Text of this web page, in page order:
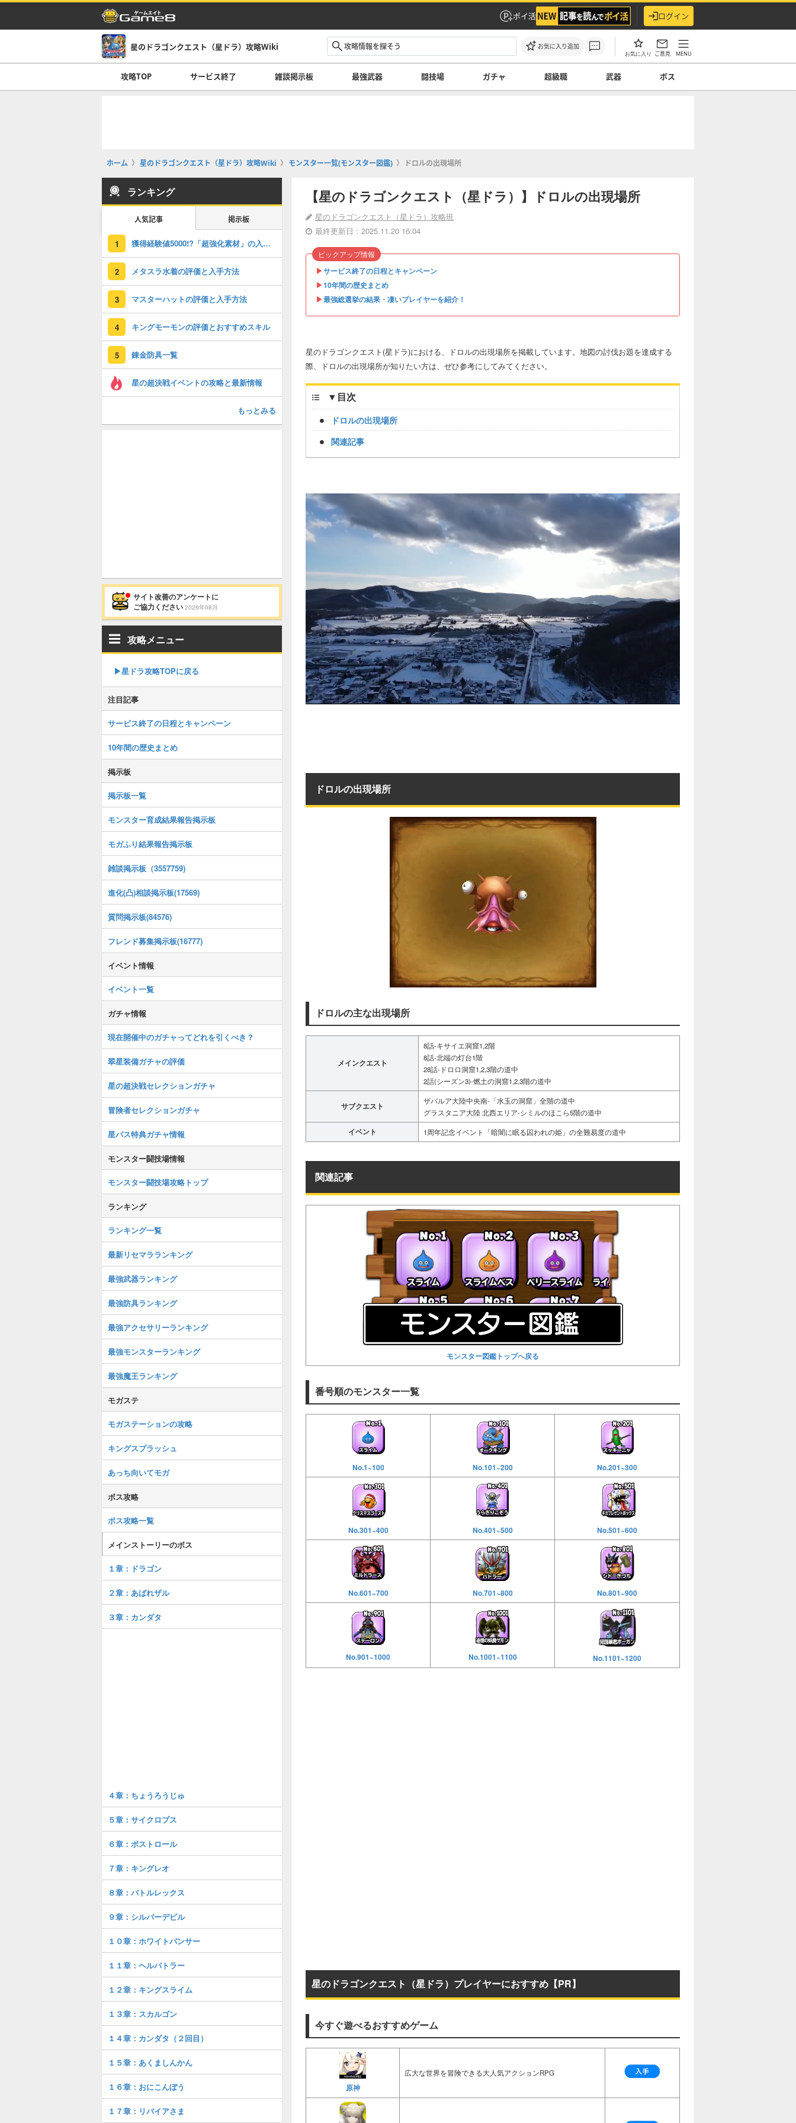
ポイ活 ログイン
星のドラゴンクエスト（星ドラ）攻略Wiki お気に入り追加
お気に入り ご意見 MENU
攻略TOP サービス終了 雑談掲示板 最強武器 闘技場 ガチャ 超級職 武器 ボス
ホーム 星のドラゴンクエスト（星ドラ）攻略Wiki モンスター一覧(モンスター図鑑) ドロルの出現場所
【星のドラゴンクエスト（星ドラ）】ドロルの出現場所
星のドラゴンクエスト（星ドラ）攻略班
最終更新日：2025.11.20 16:04
▶︎サービス終了の日程とキャンペーン
▶︎10年間の歴史まとめ
▶︎最強総選挙の結果・凄いプレイヤーを紹介！
ピックアップ情報
星のドラゴンクエスト(星ドラ)における、ドロルの出現場所を掲載しています。地図の討伐お題を達成する
際、ドロルの出現場所が知りたい方は、ぜひ参考にしてみてください。
▼ 目次
ドロルの出現場所
関連記事
ドロルの出現場所
ドロルの主な出現場所
メインクエスト
8話-キサイエ洞窟1,2階
8話-北端の灯台1階
28話-ドロロ洞窟1,2,3階の道中
2話(シーズン3)-燃土の洞窟1,2,3階の道中
サブクエスト
ザバルア大陸中央南-「水玉の洞窟」全階の道中
グラスタニア大陸 北西エリア-シミルのほこら5階の道中
イベント 1周年記念イベント「暗闇に眠る囚われの姫」の全難易度の道中
関連記事
モンスター図鑑トップへ戻る
番号順のモンスター一覧
No.1~100 No.101~200 No.201~300
No.301~400 No.401~500 No.501~600
No.601~700 No.701~800 No.801~900
No.901~1000 No.1001~1100 No.1101~1200
星のドラゴンクエスト（星ドラ）プレイヤーにおすすめ【PR】
今すぐ遊べるおすすめゲーム
原神
広大な世界を冒険できる大人気アクションRPG
ランキング
人気記事 掲示板
1 獲得経験値5000!?「超強化素材」の入手方法！
2 メタスラ水着の評価と入手方法
3 マスターハットの評価と入手方法
4 キングモーモンの評価とおすすめスキル
5 錬金防具一覧
星の超決戦イベントの攻略と最新情報
もっとみる
サイト改善のアンケートに
ご協力ください 2026年08月
攻略メニュー
▶︎星ドラ攻略TOPに戻る
注目記事
サービス終了の日程とキャンペーン
10年間の歴史まとめ
掲示板
掲示板一覧
モンスター育成結果報告掲示板
モガふり結果報告掲示板
雑談掲示板（3557759)
進化(凸)相談掲示板(17569)
質問掲示板(84576)
フレンド募集掲示板(16777)
イベント情報
イベント一覧
ガチャ情報
現在開催中のガチャってどれを引くべき？
翠星装備ガチャの評価
星の超決戦セレクションガチャ
冒険者セレクションガチャ
星パス特典ガチャ情報
モンスター闘技場情報
モンスター闘技場攻略トップ
ランキング
ランキング一覧
最新リセマラランキング
最強武器ランキング
最強防具ランキング
最強アクセサリーランキング
最強モンスターランキング
最強魔王ランキング
モガステ
モガステーションの攻略
キングスプラッシュ
あっち向いてモガ
ボス攻略
ボス攻略一覧
メインストーリーのボス
１章：ドラゴン
２章：あばれザル
３章：カンダタ
４章：ちょうろうじゅ
５章：サイクロプス
６章：ボストロール
７章：キングレオ
８章：バトルレックス
９章：シルバーデビル
１０章：ホワイトパンサー
１１章：ヘルバトラー
１２章：キングスライム
１３章：スカルゴン
１４章：カンダタ（２回目）
１５章：あくましんかん
１６章：おにこんぼう
１７章：リバイアさま